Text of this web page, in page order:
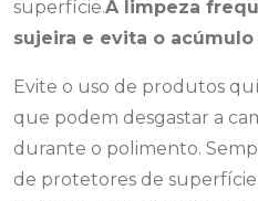
superfície.A limpeza
sujeira e evita o
Evite o uso de produtos
que podem desgastar a
durante o polimento.
de protetores de